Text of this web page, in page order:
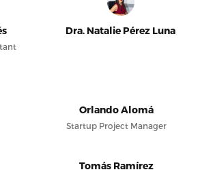
Dra. Natalie Pérez Luna
Orlando Alomá
Startup Project Manager
Tomás Ramírez